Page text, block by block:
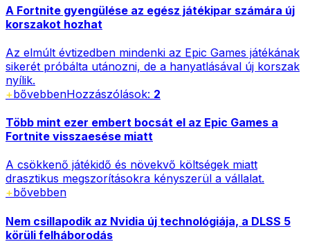
A Fortnite gyengülése az egész játékipar számára új
korszakot hozhat
Az elmúlt évtizedben mindenki az Epic Games játékának
sikerét próbálta utánozni, de a hanyatlásával új korszak
nyílik.
+bővebbenHozzászólások: 2
Több mint ezer embert bocsát el az Epic Games a
Fortnite visszaesése miatt
A csökkenő játékidő és növekvő költségek miatt
drasztikus megszorításokra kényszerül a vállalat.
+bővebben
Nem csillapodik az Nvidia új technológiája, a DLSS 5
körüli felháborodás